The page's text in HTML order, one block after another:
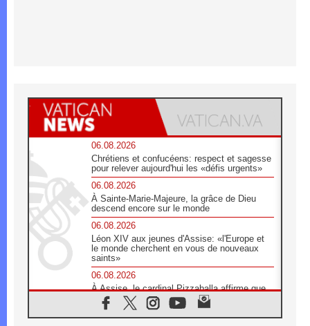
06.08.2026
Chrétiens et confucéens: respect et sagesse
pour relever aujourd'hui les «défis urgents»
06.08.2026
À Sainte-Marie-Majeure, la grâce de Dieu
descend encore sur le monde
06.08.2026
Léon XIV aux jeunes d'Assise: «l'Europe et
le monde cherchent en vous de nouveaux
saints»
06.08.2026
À Assise, le cardinal Pizzaballa affirme que
«les chrétiens veulent la paix»
06.08.2026